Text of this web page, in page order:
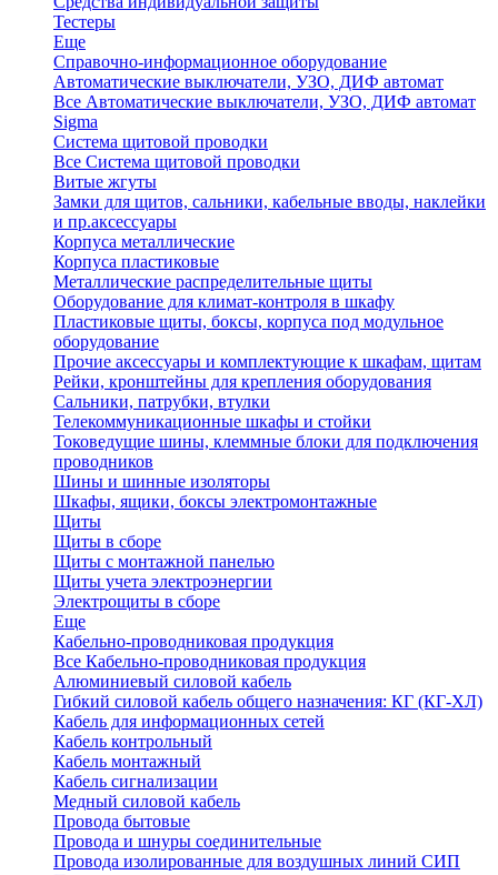
Тестеры
Еще
Справочно-информационное оборудование
Автоматические выключатели, УЗО, ДИФ автомат
Все Автоматические выключатели, УЗО, ДИФ автомат
Sigma
Система щитовой проводки
Все Система щитовой проводки
Витые жгуты
Замки для щитов, сальники, кабельные вводы, наклейки
и пр.аксессуары
Корпуса металлические
Корпуса пластиковые
Металлические распределительные щиты
Оборудование для климат-контроля в шкафу
Пластиковые щиты, боксы, корпуса под модульное
оборудование
Прочие аксессуары и комплектующие к шкафам, щитам
Рейки, кронштейны для крепления оборудования
Сальники, патрубки, втулки
Телекоммуникационные шкафы и стойки
Токоведущие шины, клеммные блоки для подключения
проводников
Шины и шинные изоляторы
Шкафы, ящики, боксы электромонтажные
Щиты
Щиты в сборе
Щиты с монтажной панелью
Щиты учета электроэнергии
Электрощиты в сборе
Еще
Кабельно-проводниковая продукция
Все Кабельно-проводниковая продукция
Алюминиевый силовой кабель
Гибкий силовой кабель общего назначения: КГ (КГ-ХЛ)
Кабель для информационных сетей
Кабель контрольный
Кабель монтажный
Кабель сигнализации
Медный силовой кабель
Провода бытовые
Провода и шнуры соединительные
Провода изолированные для воздушных линий СИП